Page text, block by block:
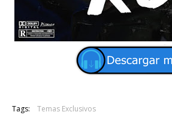
Tags: Temas Exclusivos